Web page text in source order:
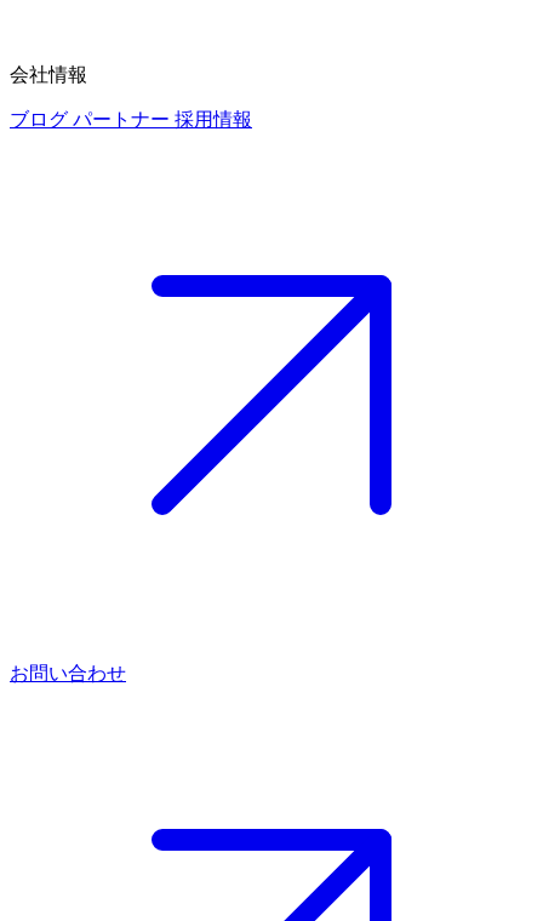
会社情報
ブログ パートナー 採用情報
お問い合わせ